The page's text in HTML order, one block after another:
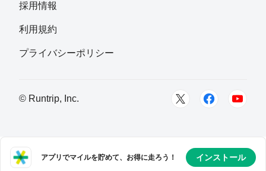
Tomoko Mikoshiba
フォロー
横須賀
フォロー
採用情報
利用規約
プライバシーポリシー
© Runtrip, Inc.
アプリでマイルを貯めて、お得に走ろう！ インストール